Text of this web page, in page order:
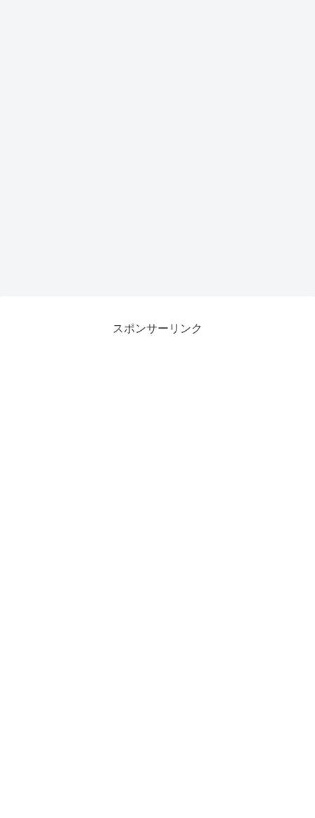
スポンサーリンク